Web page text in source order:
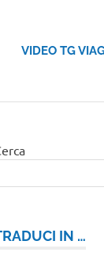
VIDEO TG
IN …